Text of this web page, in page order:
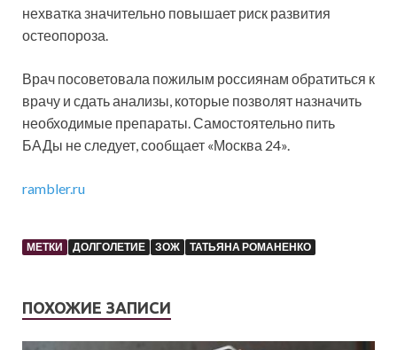
нехватка значительно повышает риск развития
остеопороза.
Врач посоветовала пожилым россиянам обратиться к
врачу и сдать анализы, которые позволят назначить
необходимые препараты. Самостоятельно пить
БАДы не следует, сообщает «Москва 24».
rambler.ru
МЕТКИ ДОЛГОЛЕТИЕ ЗОЖ ТАТЬЯНА РОМАНЕНКО
ПОХОЖИЕ ЗАПИСИ